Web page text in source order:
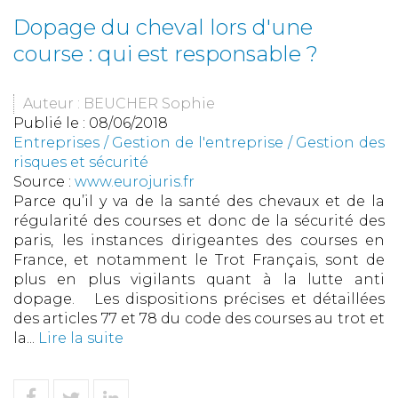
Dopage du cheval lors d'une
course : qui est responsable ?
Auteur : BEUCHER Sophie
Publié le : 08/06/2018
Entreprises / Gestion de l'entreprise / Gestion des
risques et sécurité
Source : www.eurojuris.fr
Parce qu’il y va de la santé des chevaux et de la
régularité des courses et donc de la sécurité des
paris, les instances dirigeantes des courses en
France, et notamment le Trot Français, sont de
plus en plus vigilants quant à la lutte anti
dopage. Les dispositions précises et détaillées
des articles 77 et 78 du code des courses au trot et
la...
Lire la suite